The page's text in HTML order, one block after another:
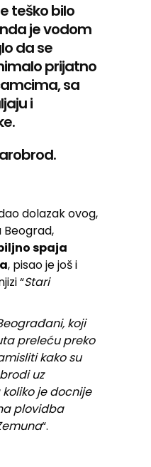
teško bilo
je vodom
da se
prijatno
sa
i
dolazak ovog,
Beograd,
spaja
, pisao je još i
“Stari
koji
preleću preko
kako su
uz
je docnije
plovidba
“.